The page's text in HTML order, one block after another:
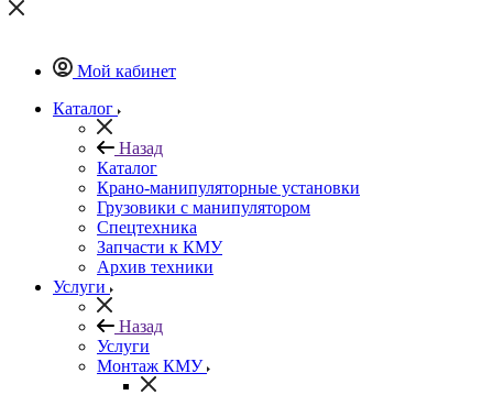
Мой кабинет
Каталог
Назад
Каталог
Крано-манипуляторные установки
Грузовики с манипулятором
Спецтехника
Запчасти к КМУ
Архив техники
Услуги
Назад
Услуги
Монтаж КМУ